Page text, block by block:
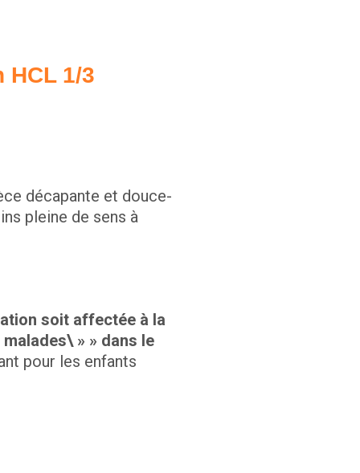
1/3
décapante et douce-
pleine de sens à
soit affectée à la
» » dans le
pour les enfants